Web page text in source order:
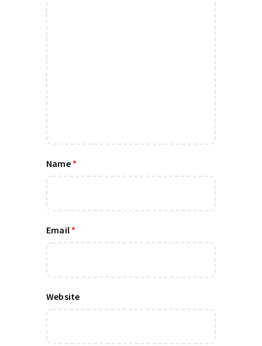
Name *
Email *
Website